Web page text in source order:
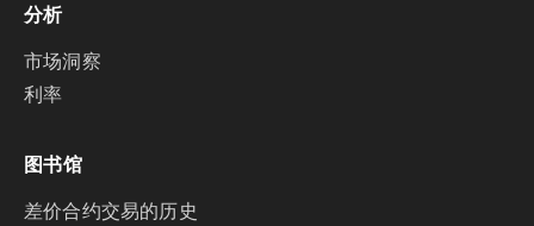
分析
市场洞察
利率
图书馆
差价合约交易的历史